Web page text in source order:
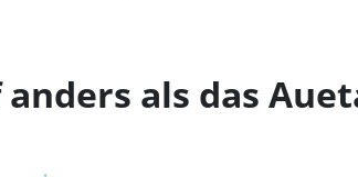
als das